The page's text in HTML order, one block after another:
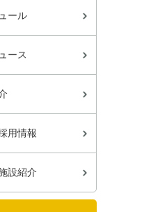
ール
ース
用情報
設紹介